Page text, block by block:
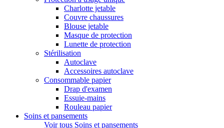
Charlotte jetable
Couvre chaussures
Blouse jetable
Masque de protection
Lunette de protection
Stérilisation
Autoclave
Accessoires autoclave
Consommable papier
Drap d'examen
Essuie-mains
Rouleau papier
Soins et pansements
Voir tous Soins et pansements